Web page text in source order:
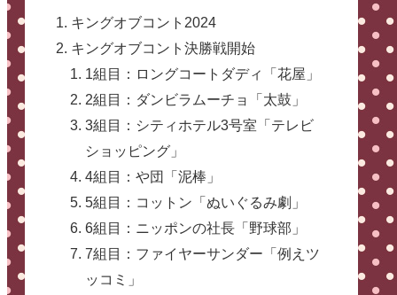
キングオブコント2024
キングオブコント決勝戦開始
1組目：ロングコートダディ「花屋」
2組目：ダンビラムーチョ「太鼓」
3組目：シティホテル3号室「テレビ
ショッピング」
4組目：や団「泥棒」
5組目：コットン「ぬいぐるみ劇」
6組目：ニッポンの社長「野球部」
7組目：ファイヤーサンダー「例えツ
ッコミ」